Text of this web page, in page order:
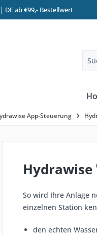
DE ab €99,- Bestellwert
App-Steuerung
Hydrawise
So wird Ihre Anlage
einzelnen Station
den echten